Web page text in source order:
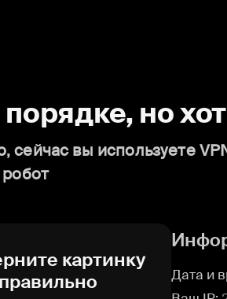
порядке, но
сейчас вы используете
картинку
правильно
Дата и